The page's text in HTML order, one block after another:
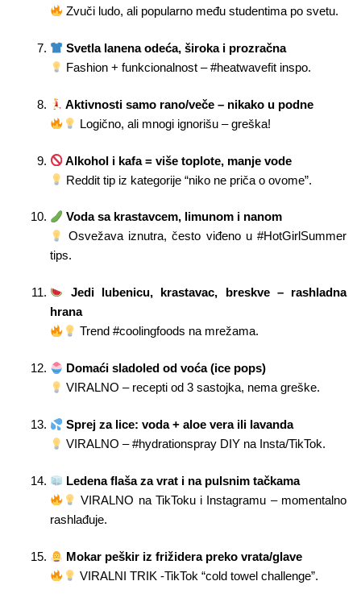
Zvuči ludo, ali popularno među studentima po svetu.
Svetla lanena odeća, široka i prozračna
Fashion + funkcionalnost – #heatwavefit inspo.
Aktivnosti samo rano/veče – nikako u podne
Logično, ali mnogi ignorišu – greška!
Alkohol i kafa = više toplote, manje vode
Reddit tip iz kategorije “niko ne priča o ovome”.
Voda sa krastavcem, limunom i nanom
Osvežava iznutra, često viđeno u #HotGirlSummer
tips.
Jedi lubenicu, krastavac, breskve – rashladna
hrana
Trend #coolingfoods na mrežama.
Domaći sladoled od voća (ice pops)
VIRALNO – recepti od 3 sastojka, nema greške.
Sprej za lice: voda + aloe vera ili lavanda
VIRALNO – #hydrationspray DIY na Insta/TikTok.
Ledena flaša za vrat i na pulsnim tačkama
VIRALNO na TikToku i Instagramu – momentalno
rashlađuje.
Mokar peškir iz frižidera preko vrata/glave
VIRALNI TRIK -TikTok “cold towel challenge”.